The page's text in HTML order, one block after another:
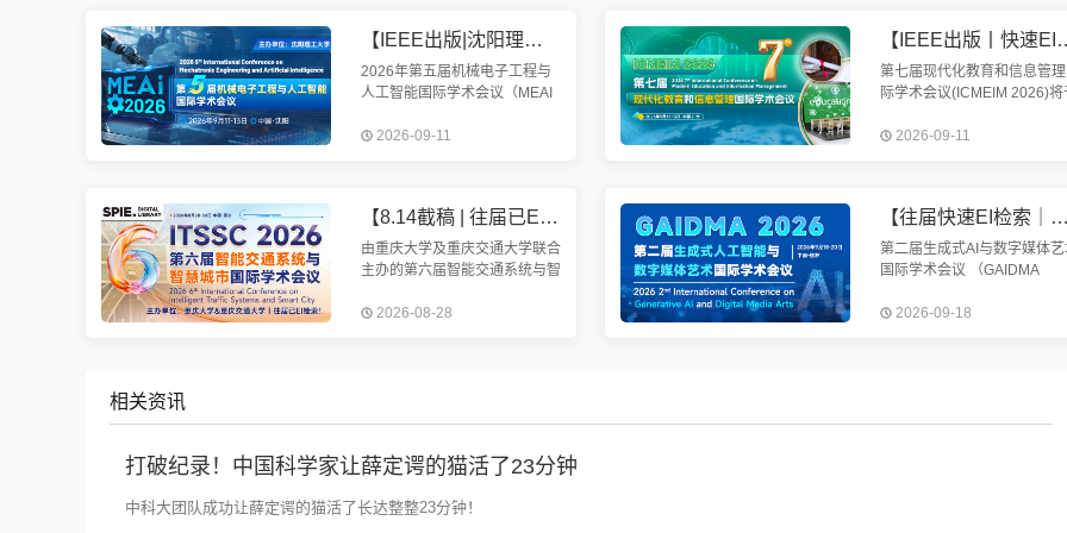
【IEEE出版|沈阳理工大学主办】第五届机械电子工程与人工智能国际学术会议（MEAI 2026）
2026年第五届机械电子工程与
人工智能国际学术会议（MEAI
13日在美丽的辽宁省沈阳市隆
2026-09-11
【IEEE出版丨快速EI检索丨院士、会士
第七届现代化教育和信息管理
际学术会议(ICMEIM 2026)将
隆重举行。我国科学谋划、精
2026-09-11
【8.14截稿 | 往届已EI检索 | SCIE期刊征稿】第六届智能交通系统与智慧城市国际学术会议（ITSSC 2026）
由重庆大学及重庆交通大学联合
主办的第六届智能交通系统与智
2026）将于2026年8月28-30日
2026-08-28
【往届快速EI检索｜ACM出版｜高校主办】第二届生成式AI与数字媒体艺术国际学术会议 (GAIDMA 2026)
第二届生成式AI与数字媒体
国际学术会议 （GAIDMA
在中国-桂林召开。近年来，生
2026-09-18
相关资讯
打破纪录！中国科学家让薛定谔的猫活了23分钟
中科大团队成功让薛定谔的猫活了长达整整23分钟！